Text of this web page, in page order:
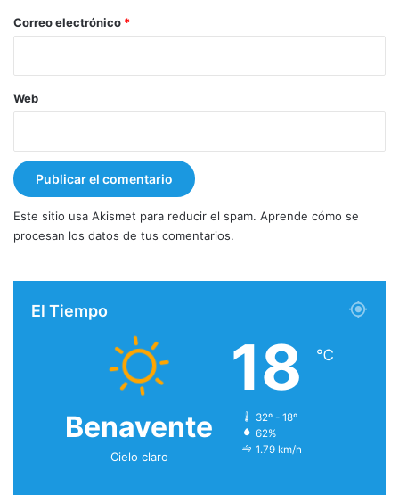
*
Correo electrónico *
Web
Este sitio usa Akismet para reducir el spam. Aprende cómo se
procesan los datos de tus comentarios.
El Tiempo
Benavente
Cielo claro
18 ℃
32º - 18º
62%
1.79 km/h